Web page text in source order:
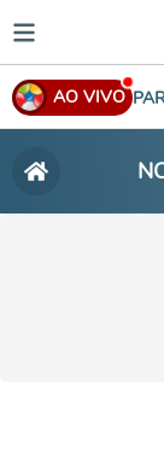
AO VIVO